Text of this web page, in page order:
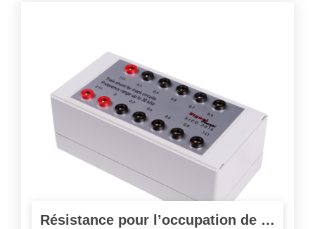
Résistance pour l’occupation de circuits de voie